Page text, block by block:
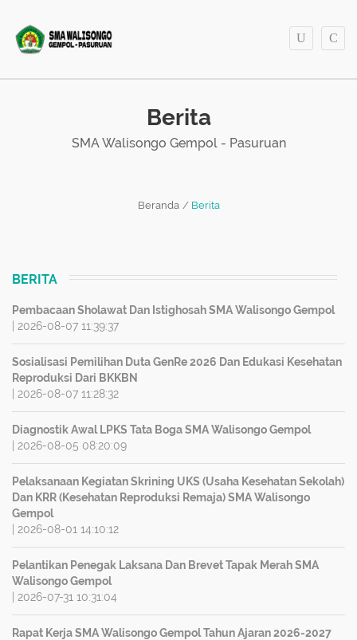
Berita
SMA Walisongo Gempol - Pasuruan
Beranda Berita
BERITA
Pembacaan Sholawat Dan Istighosah SMA Walisongo Gempol
| 2026-08-07 11:39:37
Sosialisasi Pemilihan Duta GenRe 2026 Dan Edukasi Kesehatan
Reproduksi Dari BKKBN
| 2026-08-07 11:28:32
Diagnostik Awal LPKS Tata Boga SMA Walisongo Gempol
| 2026-08-05 08:20:09
Pelaksanaan Kegiatan Skrining UKS (Usaha Kesehatan Sekolah)
Dan KRR (Kesehatan Reproduksi Remaja) SMA Walisongo
Gempol
| 2026-08-01 14:10:12
Pelantikan Penegak Laksana Dan Brevet Tapak Merah SMA
Walisongo Gempol
| 2026-07-31 10:31:04
Rapat Kerja SMA Walisongo Gempol Tahun Ajaran 2026-2027